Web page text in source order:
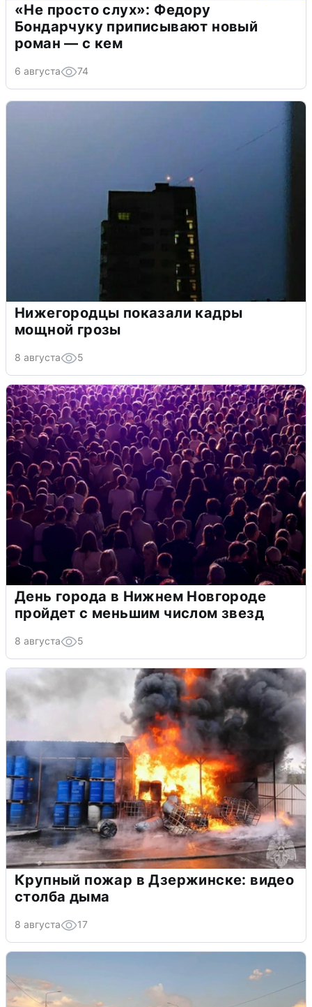
«Не просто слух»: Федору
Бондарчуку приписывают новый
роман — с кем
6 августа 74
Нижегородцы показали кадры
мощной грозы
8 августа 5
День города в Нижнем Новгороде
пройдет с меньшим числом звезд
8 августа 5
Крупный пожар в Дзержинске: видео
столба дыма
8 августа 17